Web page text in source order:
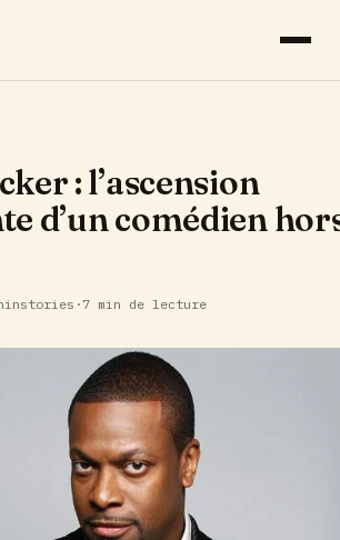
: l’ascension
d’un comédien
· 7 min de lecture